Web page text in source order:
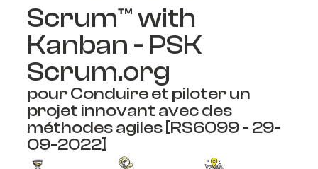
Scrum™ with
Kanban - PSK
Scrum.org
pour Conduire et piloter un
projet innovant avec des
méthodes agiles [RS6099 - 29-
09-2022]